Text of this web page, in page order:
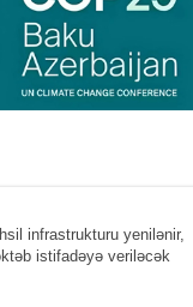
infrastrukturu yenilənir,
istifadəyə veriləcək